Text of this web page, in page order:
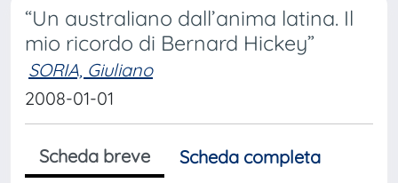
“Un australiano dall’anima latina. Il
mio ricordo di Bernard Hickey”
SORIA, Giuliano
2008-01-01
Scheda breve
Scheda completa